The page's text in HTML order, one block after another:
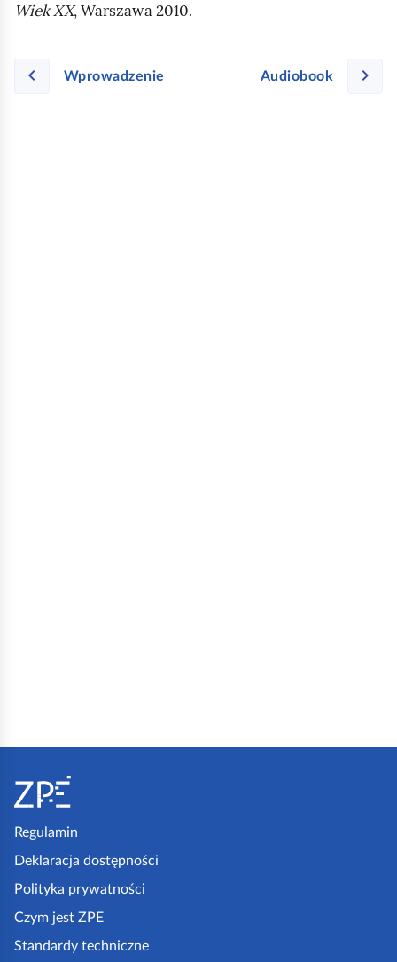
Wiek XX, Warszawa 2010.
Wprowadzenie Audiobook
Regulamin
Deklaracja dostępności
Polityka prywatności
Czym jest ZPE
Standardy techniczne